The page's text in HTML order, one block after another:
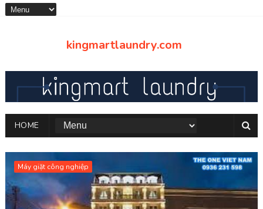
kingmartlaundry.com
HOME
Máy giặt công nghiệp